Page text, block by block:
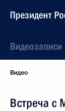
Президент
Видеозаписи
Видео
Встреча с